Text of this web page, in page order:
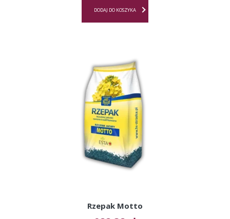
DODAJ DO KOSZYKA
Rzepak Motto